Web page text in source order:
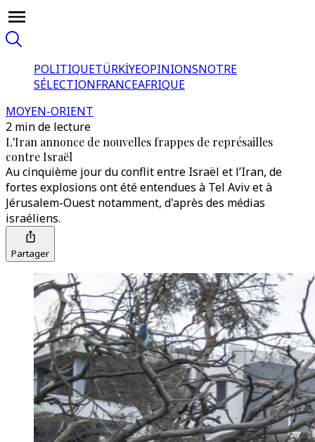
POLITIQUETÜRKİYEOPINIONSNOTRE
SÉLECTIONFRANCEAFRIQUE
MOYEN-ORIENT
2 min de lecture
L'Iran annonce de nouvelles frappes de représailles
contre Israël
Au cinquième jour du conflit entre Israël et l’Iran, de
fortes explosions ont été entendues à Tel Aviv et à
Jérusalem-Ouest notamment, d'après des médias
israéliens.
Partager